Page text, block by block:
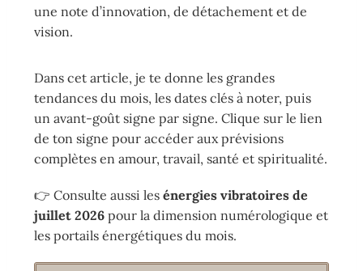
une note d’innovation, de détachement et de
vision.
Dans cet article, je te donne les grandes
tendances du mois, les dates clés à noter, puis
un avant-goût signe par signe. Clique sur le lien
de ton signe pour accéder aux prévisions
complètes en amour, travail, santé et spiritualité.
👉 Consulte aussi les énergies vibratoires de
juillet 2026 pour la dimension numérologique et
les portails énergétiques du mois.